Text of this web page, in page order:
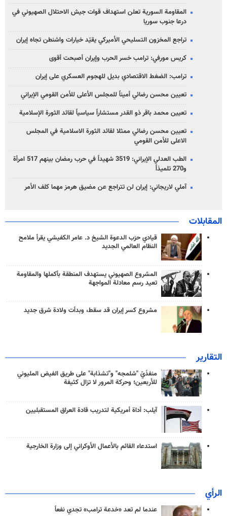
المقاومة السورية تعلن استهداف قوات جيش الاحتلال الصهيوني في
درعا جنوب سوريا
تراجع المخزون التسليحي الأميركي يقيّد خيارات واشنطن تجاه إيران
كريس مورفي: ترامب خسر الحرب وإيران أصبحت أقوى
ترامب: الضغط الاقتصادي بديل للهجوم العسكري على إيران
تعيين محسن رضائي أميناً للمجلس الأعلى للأمن القومي الإيراني
تعيين محمد باقر ذو القدر مستشاراً سياسياً لقائد الثورة الإسلامية
تعيين محسن رضائي ممثلا لقائد الثورة الاسلامية في المجلس
الاعلى للأمن القومي
الطب العدلي الإيراني: 3519 شهيداً في حرب رمضان بينهم 517 امرأة
و270 تلميذاً
آملي لاريجاني: إيران لن تتراجع عن مضيق هرمز مهما كلف الأمر
المقابلات
قيادي حزب الدعوة الشيخ د. عامر الكفيشي يقرأ ملامح
النظام العالمي الجديد
المشروع الصهيوني يستهدف المنطقة بأكملها والمقاومة
تعيد رسم معادلة المواجهة
مشروع كسر إيران قد سقط، وبدأت ولادة شرق جديد
التقارير
منفذَيّ "شلمجه" و"تشذابة" على طريق الفيض المليوني
للأربعين؛ وحركة المرور لا تزال كثيفة
آيلب: أداة أمريكية لتدريب قادة العراق المستقبليين
استدعاء القائم بالأعمال الأوكراني إلى وزارة الخارجية
الرأي
عندما لم تعد «خدعة ترامب» تجدي نفعاً